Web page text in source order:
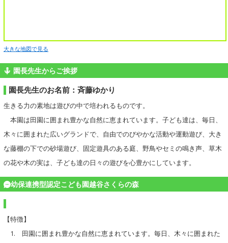
大きな地図で見る
園長先生からご挨拶
園長先生のお名前：斉藤ゆかり
生きる力の素地は遊びの中で培われるものです。
本園は田園に囲まれ豊かな自然に恵まれています。子ども達は、毎日、
木々に囲まれた広いグランドで、自由でのびやかな活動や運動遊び、大き
な藤棚の下での砂場遊び、固定遊具のある庭、野鳥やセミの鳴き声、草木
の花や木の実は、子ども達の日々の遊びを心豊かにしています。
幼保連携型認定こども園越谷さくらの森
【特徴】
1. 田園に囲まれ豊かな自然に恵まれています。毎日、木々に囲まれた